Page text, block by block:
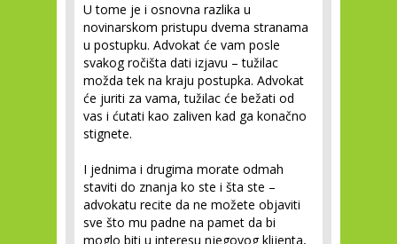
U tome je i osnovna razlika u
novinarskom pristupu dvema stranama
u postupku. Advokat će vam posle
svakog ročišta dati izjavu – tužilac
možda tek na kraju postupka. Advokat
će juriti za vama, tužilac će bežati od
vas i ćutati kao zaliven kad ga konačno
stignete.
I jednima i drugima morate odmah
staviti do znanja ko ste i šta ste –
advokatu recite da ne možete objaviti
sve što mu padne na pamet da bi
moglo biti u interesu njegovog klijenta,